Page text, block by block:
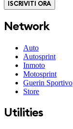
ISCRIVITI ORA
Network
Auto
Autosprint
Inmoto
Motosprint
Guerin Sportivo
Store
Utilities